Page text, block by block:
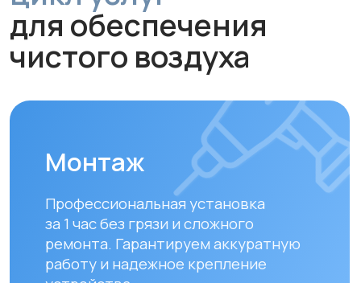
диагностика
Рекомендуем проводить
технический осмотр раз в 6–12
месяцевдля долгой и эффективной
работы устройства.
ремонта. Гарантируем аккуратную
работу и надежное крепление
устройства.